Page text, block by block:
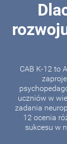
CAB K-12 to
uczniów w
zadania
12 ocenia
sukcesu w